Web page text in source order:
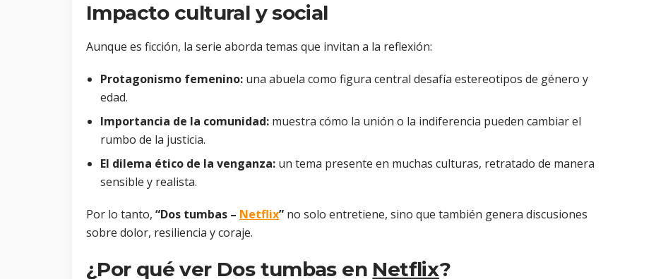
Impacto cultural y social
Aunque es ficción, la serie aborda temas que invitan a la reflexión:
Protagonismo femenino: una abuela como figura central desafía estereotipos de género y
edad.
Importancia de la comunidad: muestra cómo la unión o la indiferencia pueden cambiar el
rumbo de la justicia.
El dilema ético de la venganza: un tema presente en muchas culturas, retratado de manera
sensible y realista.
Por lo tanto, “Dos tumbas – Netflix” no solo entretiene, sino que también genera discusiones
sobre dolor, resiliencia y coraje.
¿Por qué ver Dos tumbas en Netflix?